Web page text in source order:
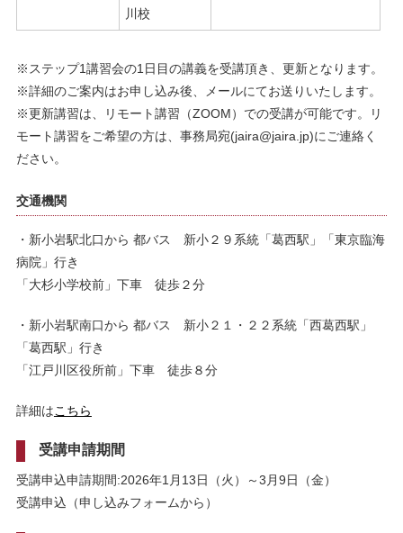
川校
※ステップ1講習会の1日目の講義を受講頂き、更新となります。
※詳細のご案内はお申し込み後、メールにてお送りいたします。
※更新講習は、リモート講習（ZOOM）での受講が可能です。リ
モート講習をご希望の方は、事務局宛(jaira@jaira.jp)にご連絡く
ださい。
交通機関
・新小岩駅北口から 都バス 新小２９系統「葛西駅」「東京臨海
病院」行き
「大杉小学校前」下車 徒歩２分
・新小岩駅南口から 都バス 新小２１・２２系統「西葛西駅」
「葛西駅」行き
「江戸川区役所前」下車 徒歩８分
詳細はこちら
受講申請期間
受講申込申請期間:2026年1月13日（火）～3月9日（金）
受講申込（申し込みフォームから）